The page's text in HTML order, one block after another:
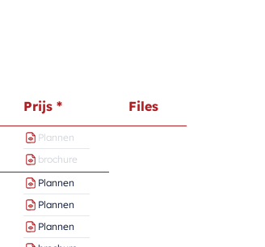
Prijs * Files
Plannen
brochure
Plannen
Plannen
Plannen